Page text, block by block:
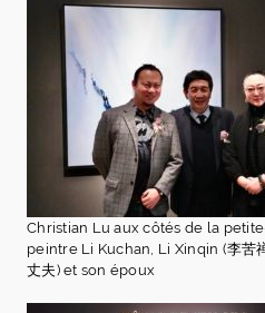
Christian Lu aux côtés de la
peintre Li Kuchan, Li Xinqin (李苦
丈夫) et son époux